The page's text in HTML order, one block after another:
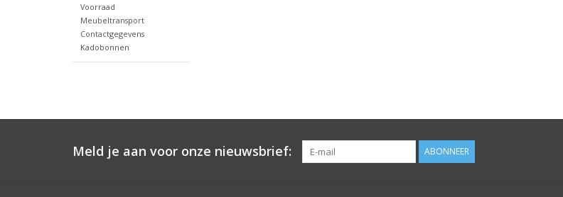
Voorraad
Meubeltransport
Contactgegevens
Kadobonnen
Meld je aan voor onze nieuwsbrief: ABONNEER